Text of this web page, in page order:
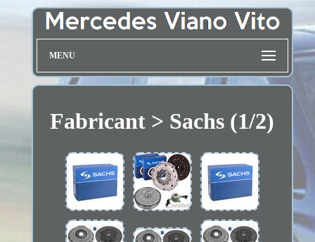
MENU
Fabricant > Sachs (1/2)